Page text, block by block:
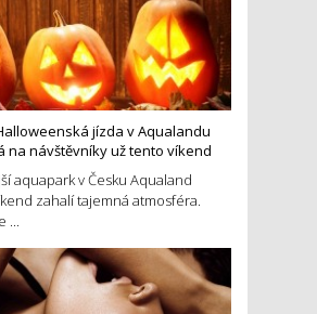
jízda v Aqualandu
na návštěvníky už tento víkend
aquapark v Česku Aqualand
zahalí tajemná atmosféra.
...